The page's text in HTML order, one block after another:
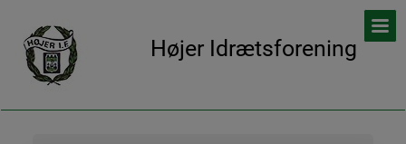
Højer Idrætsforening